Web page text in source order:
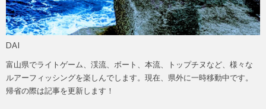
DAI
富山県でライトゲーム、渓流、ボート、本流、トップチヌなど、様々な
ルアーフィッシングを楽しんでします。現在、県外に一時移動中です。
帰省の際は記事を更新します！